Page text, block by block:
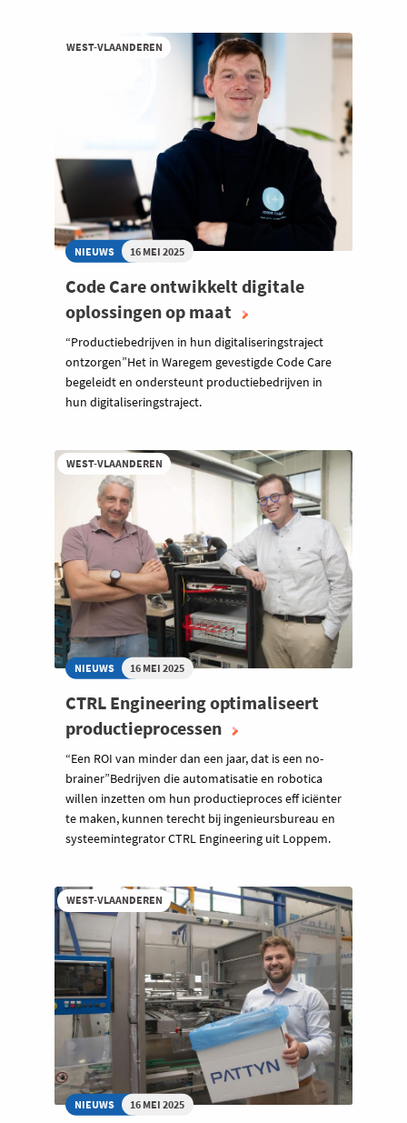
WEST-VLAANDEREN
NIEUWS 16 MEI 2025
Code Care ontwikkelt digitale
oplossingen op maat
“Productiebedrijven in hun digitaliseringstraject
ontzorgen”Het in Waregem gevestigde Code Care
begeleidt en ondersteunt productiebedrijven in
hun digitaliseringstraject.
WEST-VLAANDEREN
NIEUWS 16 MEI 2025
CTRL Engineering optimaliseert
productieprocessen
“Een ROI van minder dan een jaar, dat is een no-
brainer”Bedrijven die automatisatie en robotica
willen inzetten om hun productieproces eff iciënter
te maken, kunnen terecht bij ingenieursbureau en
systeemintegrator CTRL Engineering uit Loppem.
WEST-VLAANDEREN
NIEUWS 16 MEI 2025